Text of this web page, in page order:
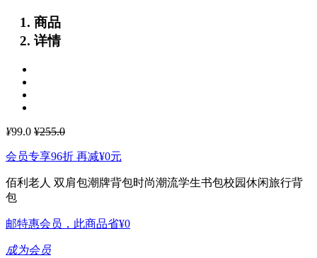
商品
详情
¥99.0 ¥255.0
会员专享96折 再减¥0元
佰利老人 双肩包潮牌背包时尚潮流学生书包校园休闲旅行背
包
邮特惠会员，此商品省¥0
成为会员